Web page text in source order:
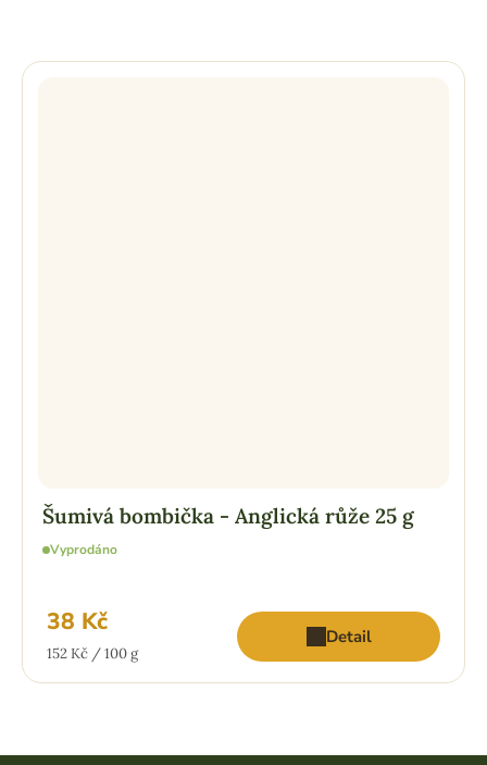
Šumivá bombička - Anglická růže 25 g
Vyprodáno
38 Kč
Měrná
152 Kč / 100 g
Detail